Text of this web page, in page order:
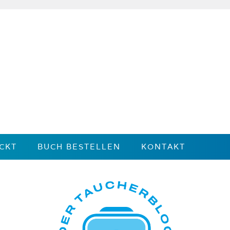
BUCH BESTELLEN KONTAKT